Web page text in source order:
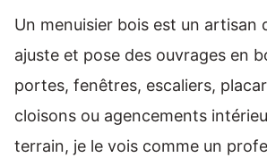
Un menuisier bois est un artisan
ajuste et pose des ouvrages en
portes, fenêtres, escaliers,
cloisons ou agencements
terrain, je le vois comme un